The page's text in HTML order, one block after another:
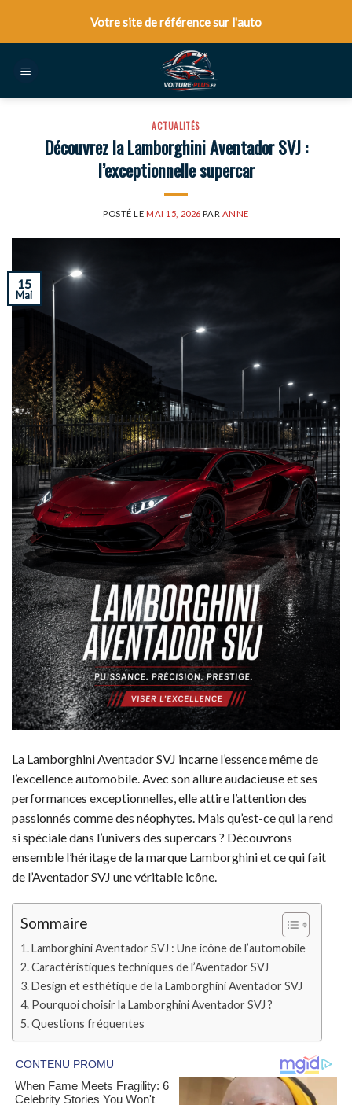
content
Votre site de référence sur l'auto
ACTUALITÉS
Découvrez la Lamborghini Aventador SVJ :
l’exceptionnelle supercar
POSTÉ LEMAI 15, 2026 PAR ANNE
15
Mai
La Lamborghini Aventador SVJ incarne l’essence même de
l’excellence automobile. Avec son allure audacieuse et ses
performances exceptionnelles, elle attire l’attention des
passionnés comme des néophytes. Mais qu’est-ce qui la rend
si spéciale dans l’univers des supercars ? Découvrons
ensemble l’héritage de la marque Lamborghini et ce qui fait
de l’Aventador SVJ une véritable icône.
Sommaire
Lamborghini Aventador SVJ : Une icône de l’automobile
Caractéristiques techniques de l’Aventador SVJ
Design et esthétique de la Lamborghini Aventador SVJ
Pourquoi choisir la Lamborghini Aventador SVJ ?
Questions fréquentes